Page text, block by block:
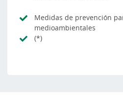
Medidas de prevención
medioambientales
(*)